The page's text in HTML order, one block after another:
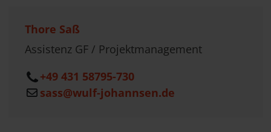
Thore Saß
Assistenz GF / Projektmanagement
+49 431 58795-730
sass@wulf-johannsen.de